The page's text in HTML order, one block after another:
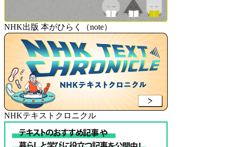
NHK出版 本がひらく（note）
NHKテキストクロニクル